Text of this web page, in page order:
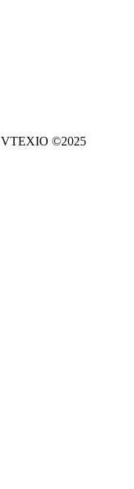
VTEXIO ©2025